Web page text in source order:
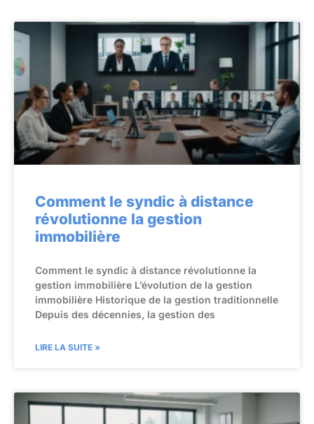
Comment le syndic à distance
révolutionne la gestion
immobilière
Comment le syndic à distance révolutionne la
gestion immobilière L’évolution de la gestion
immobilière Historique de la gestion traditionnelle
Depuis des décennies, la gestion des
LIRE LA SUITE »